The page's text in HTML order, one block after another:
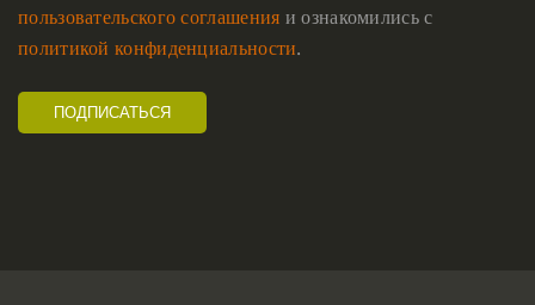
пользовательского соглашения и ознакомились с
политикой конфиденциальности.